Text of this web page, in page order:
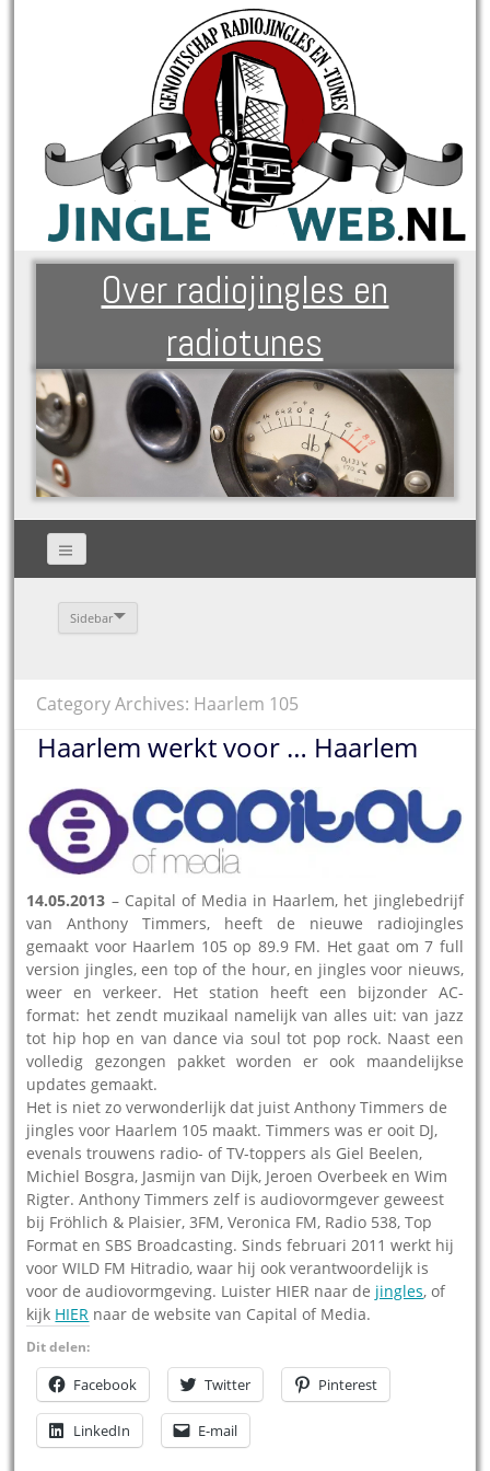
Over radiojingles en
radiotunes
Sidebar
Category Archives: Haarlem 105
Haarlem werkt voor … Haarlem
14.05.2013 – Capital of Media in Haarlem, het jinglebedrijf
van Anthony Timmers, heeft de nieuwe radiojingles
gemaakt voor Haarlem 105 op 89.9 FM. Het gaat om 7 full
version jingles, een top of the hour, en jingles voor nieuws,
weer en verkeer. Het station heeft een bijzonder AC-
format: het zendt muzikaal namelijk van alles uit: van jazz
tot hip hop en van dance via soul tot pop rock. Naast een
volledig gezongen pakket worden er ook maandelijkse
updates gemaakt.
Het is niet zo verwonderlijk dat juist Anthony Timmers de
jingles voor Haarlem 105 maakt. Timmers was er ooit DJ,
evenals trouwens radio- of TV-toppers als Giel Beelen,
Michiel Bosgra, Jasmijn van Dijk, Jeroen Overbeek en Wim
Rigter. Anthony Timmers zelf is audiovormgever geweest
bij Fröhlich & Plaisier, 3FM, Veronica FM, Radio 538, Top
Format en SBS Broadcasting. Sinds februari 2011 werkt hij
voor WILD FM Hitradio, waar hij ook verantwoordelijk is
voor de audiovormgeving. Luister HIER naar de jingles, of
kijk HIER naar de website van Capital of Media.
Dit delen:
Facebook Twitter Pinterest
LinkedIn E-mail